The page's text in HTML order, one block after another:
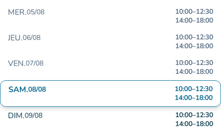
MER.05/08 10:00–12:30
14:00–18:00
JEU.06/08 10:00–12:30
14:00–18:00
VEN.07/08 10:00–12:30
14:00–18:00
SAM.08/08 10:00–12:30
14:00–18:00
DIM.09/08 10:00–12:30
14:00–18:00